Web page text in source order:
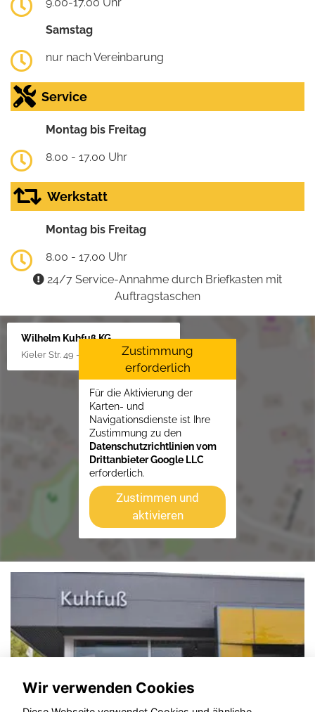
Samstag
nur nach Vereinbarung
Service
Montag bis Freitag
8.00 - 17.00 Uhr
Werkstatt
Montag bis Freitag
8.00 - 17.00 Uhr
24/7 Service-Annahme durch Briefkasten mit
Auftragstaschen
Wilhelm Kuhfuß KG
Kieler Str. 49 - 51, 25451 Quickborn
Zustimmung
erforderlich
Für die Aktivierung der
Karten- und
Navigationsdienste ist Ihre
Zustimmung zu den
Datenschutzrichtlinien vom
Drittanbieter Google LLC
erforderlich.
Zustimmen und
aktivieren
Wir verwenden Cookies